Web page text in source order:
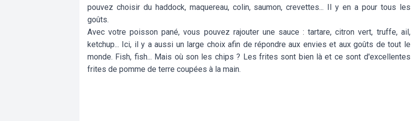
pouvez choisir du haddock, maquereau, colin, saumon, crevettes... Il y en a pour tous les
goûts.
Avec votre poisson pané, vous pouvez rajouter une sauce : tartare, citron vert, truffe, ail,
ketchup... Ici, il y a aussi un large choix afin de répondre aux envies et aux goûts de tout le
monde. Fish, fish... Mais où son les chips ? Les frites sont bien là et ce sont d'excellentes
frites de pomme de terre coupées à la main.